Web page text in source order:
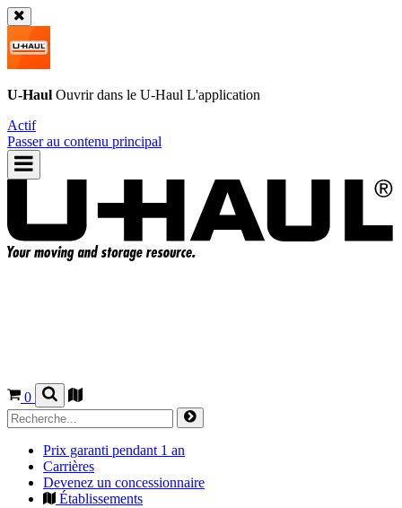
U-Haul Ouvrir dans le U-Haul L'application
Actif
Passer au contenu principal
0
Prix garanti pendant 1 an
Carrières
Devenez un concessionnaire
Établissements